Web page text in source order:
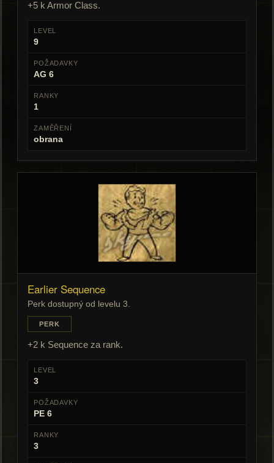
+5 k Armor Class.
LEVEL
9
POŽADAVKY
AG 6
RANKY
1
ZAMĚŘENÍ
obrana
Earlier Sequence
Perk dostupný od levelu 3.
PERK
+2 k Sequence za rank.
LEVEL
3
POŽADAVKY
PE 6
RANKY
3